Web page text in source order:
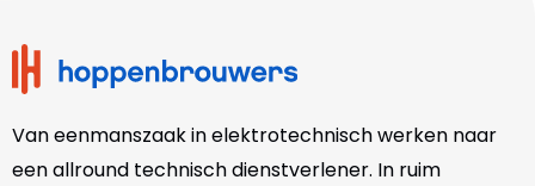
Van eenmanszaak in elektrotechnisch werken naar
een allround technisch dienstverlener. In ruim